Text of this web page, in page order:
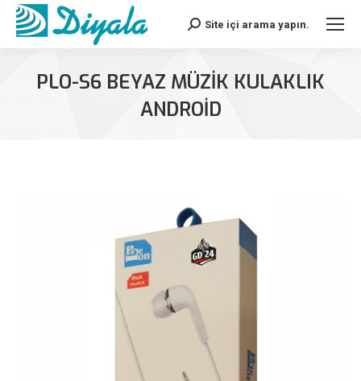
Search:Site içi arama yapın.
PLO-S6 BEYAZ MÜZIK KULAKLIK
ANDROID